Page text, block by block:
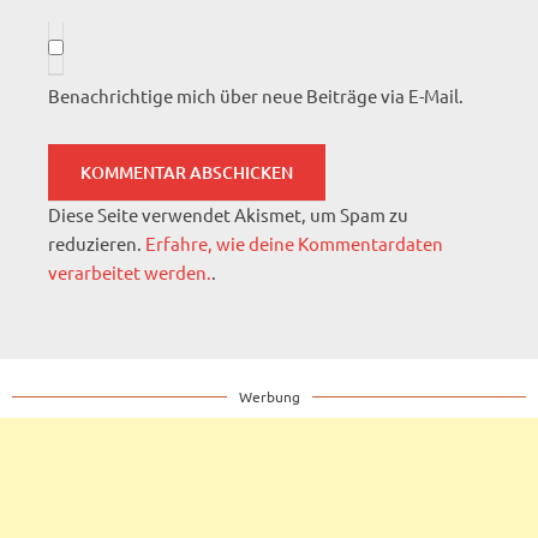
Benachrichtige mich über neue Beiträge via E-Mail.
Diese Seite verwendet Akismet, um Spam zu
reduzieren. Erfahre, wie deine Kommentardaten
verarbeitet werden..
Werbung